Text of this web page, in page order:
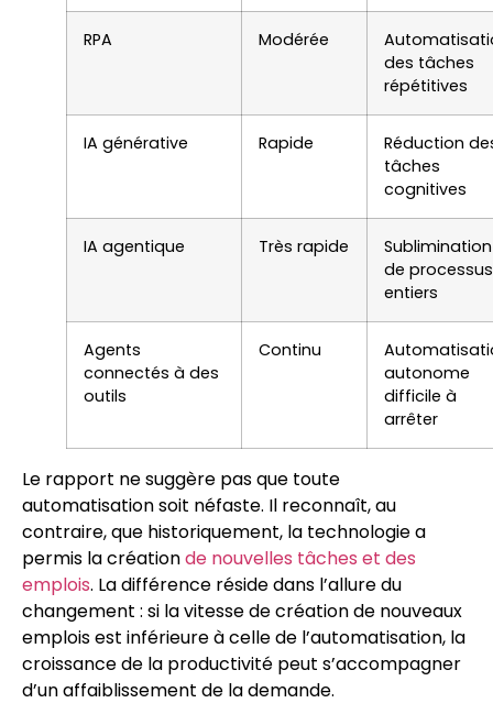
RPA Modérée
des tâches
répétitives
IA générative Rapide
Réduction
tâches
cognitives
IA agentique Très rapide
Sublimination
de processus
entiers
Agents
connectés à des
outils
Continu
autonome
difficile à
arrêter
Le rapport ne suggère pas que toute
automatisation soit néfaste. Il reconnaît, au
contraire, que historiquement, la technologie a
permis la créationde nouvelles tâches et des
emplois. La différence réside dans l’allure du
changement : si la vitesse de création de nouveaux
emplois est inférieure à celle de l’automatisation, la
croissance de la productivité peut s’accompagner
d’un affaiblissement de la demande.